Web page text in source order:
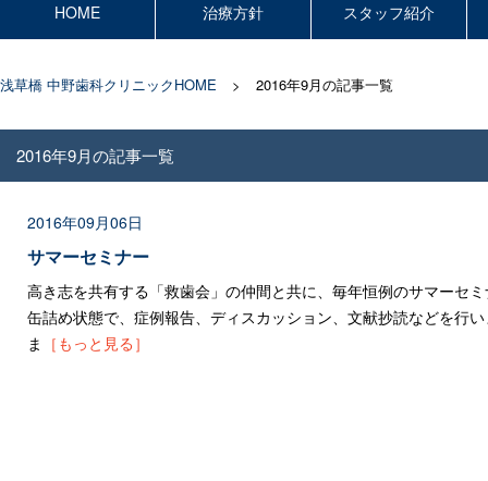
HOME 治療方針 スタッフ紹介
浅草橋 中野歯科クリニックHOME 2016年9月の記事一覧
2016年9月の記事一覧
2016年09月06日
サマーセミナー
高き志を共有する「救歯会」の仲間と共に、毎年恒例のサマーセ
缶詰め状態で、症例報告、ディスカッション、文献抄読などを行
ま ［もっと見る］